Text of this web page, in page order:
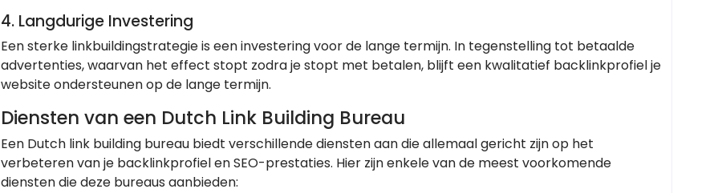
4. Langdurige Investering
Een sterke linkbuildingstrategie is een investering voor de lange termijn. In tegenstelling tot betaalde
advertenties, waarvan het effect stopt zodra je stopt met betalen, blijft een kwalitatief backlinkprofiel je
website ondersteunen op de lange termijn.
Diensten van een Dutch Link Building Bureau
Een Dutch link building bureau biedt verschillende diensten aan die allemaal gericht zijn op het
verbeteren van je backlinkprofiel en SEO-prestaties. Hier zijn enkele van de meest voorkomende
diensten die deze bureaus aanbieden: